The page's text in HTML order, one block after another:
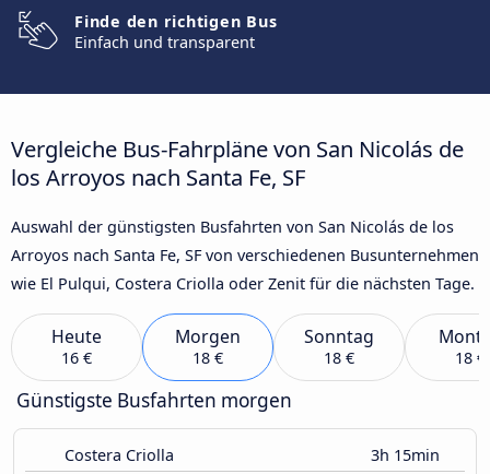
Finde den richtigen Bus
Einfach und transparent
Vergleiche Bus-Fahrpläne von San Nicolás de
los Arroyos nach Santa Fe, SF
Auswahl der günstigsten Busfahrten von San Nicolás de los
Arroyos nach Santa Fe, SF von verschiedenen Busunternehmen
wie El Pulqui, Costera Criolla oder Zenit für die nächsten Tage.
Heute
16 €
Morgen
18 €
Sonntag
18 € 18 €
Günstigste Busfahrten morgen
Costera Criolla 3h 15min